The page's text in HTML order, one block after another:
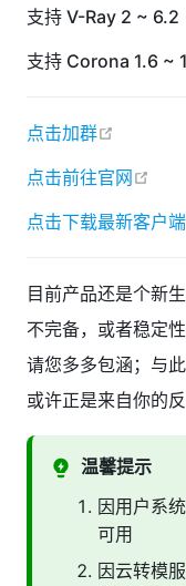
支持 V-Ray 2 ~ 6.2
支持 Corona 1.6 ~
点击加群
点击前往官网
点击下载最新客户端
目前产品还是个新
不完备，或者稳定
请您多多包涵；与
或许正是来自你的反
温馨提示
因用户系
可用
因云转模